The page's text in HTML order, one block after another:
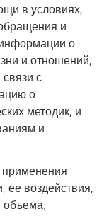
в условиях,
и
о
и отношений,
с
о
методик, и
и
применения
воздействия,
объема;